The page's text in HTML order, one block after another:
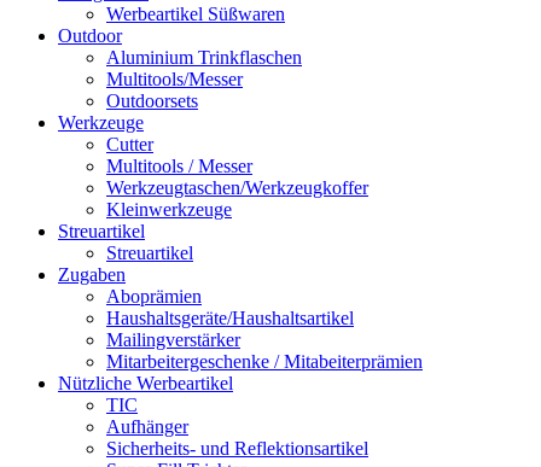
Werbeartikel Süßwaren
Outdoor
Aluminium Trinkflaschen
Multitools/Messer
Outdoorsets
Werkzeuge
Cutter
Multitools / Messer
Werkzeugtaschen/Werkzeugkoffer
Kleinwerkzeuge
Streuartikel
Streuartikel
Zugaben
Aboprämien
Haushaltsgeräte/Haushaltsartikel
Mailingverstärker
Mitarbeitergeschenke / Mitabeiterprämien
Nützliche Werbeartikel
TIC
Aufhänger
Sicherheits- und Reflektionsartikel